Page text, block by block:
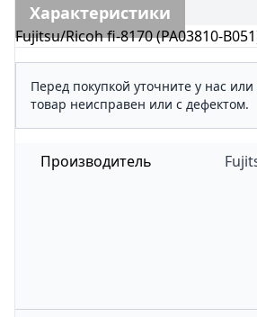
Характеристики
Fujitsu/Ricoh fi-8170 (PA03810-
Перед покупкой уточните у нас
товар неисправен или с дефектом.
Производитель